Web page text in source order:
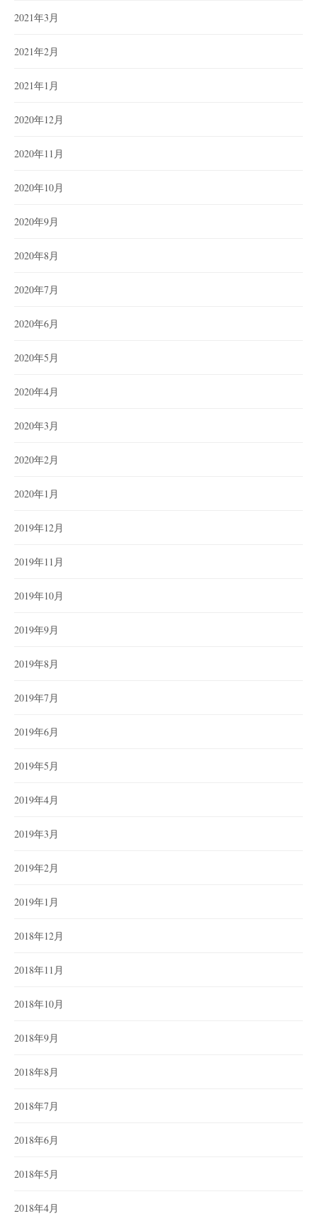
2021年3月
2021年2月
2021年1月
2020年12月
2020年11月
2020年10月
2020年9月
2020年8月
2020年7月
2020年6月
2020年5月
2020年4月
2020年3月
2020年2月
2020年1月
2019年12月
2019年11月
2019年10月
2019年9月
2019年8月
2019年7月
2019年6月
2019年5月
2019年4月
2019年3月
2019年2月
2019年1月
2018年12月
2018年11月
2018年10月
2018年9月
2018年8月
2018年7月
2018年6月
2018年5月
2018年4月